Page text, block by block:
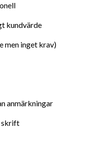
kundvärde
men inget krav)
anmärkningar
skrift